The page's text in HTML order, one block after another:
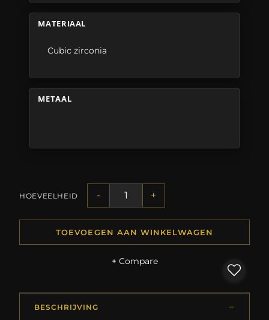
MATERIAAL
Cubic zirconia
METAAL
HOEVEELHEID - +
TOEVOEGEN AAN WINKELWAGEN
+ Compare
BESCHRIJVING